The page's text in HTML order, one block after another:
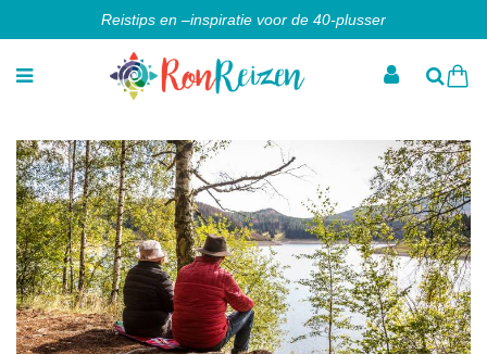
Reistips en –inspiratie voor de 40-plusser